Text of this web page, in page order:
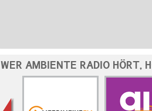
WER AMBIENTE RADIO HÖRT,